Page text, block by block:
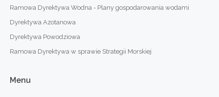
Ramowa Dyrektywa Wodna - Plany gospodarowania wodami
Dyrektywa Azotanowa
Dyrektywa Powodziowa
Ramowa Dyrektywa w sprawie Strategii Morskiej
Menu